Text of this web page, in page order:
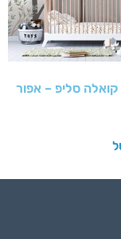
סליפ – אפור